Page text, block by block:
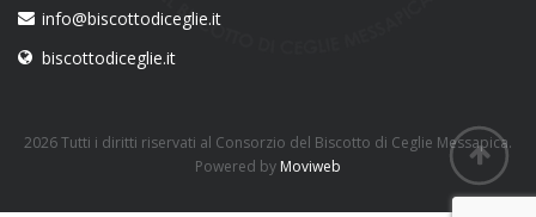
info@biscottodiceglie.it
biscottodiceglie.it
2026 Tutti i diritti riservati al Consorzio del Biscotto di Ceglie Messapica.
Powered by Moviweb